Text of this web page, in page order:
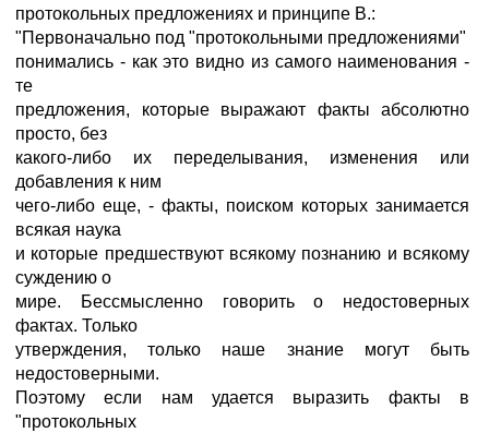
протокольных предложениях и принципе В.:
"Первоначально под "протокольными предложениями"
понимались - как это видно из самого наименования -
те
предложения, которые выражают факты абсолютно
просто, без
какого-либо их переделывания, изменения или
добавления к ним
чего-либо еще, - факты, поиском которых занимается
всякая наука
и которые предшествуют всякому познанию и всякому
суждению о
мире. Бессмысленно говорить о недостоверных
фактах. Только
утверждения, только наше знание могут быть
недостоверными.
Поэтому если нам удается выразить факты в
"протокольных